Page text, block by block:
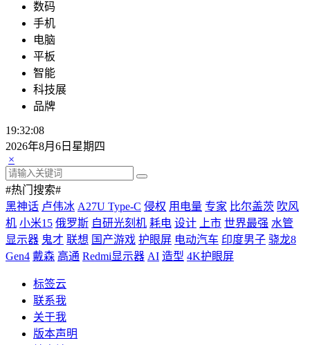
数码
手机
电脑
平板
智能
科技展
品牌
19:32:09
2026年8月6日星期四
×
#热门搜索#
黑神话 卢伟冰 A27U Type-C 侵权 用电量 专家 比尔盖茨 吹风
机 小米15 俄罗斯 自研光刻机 耗电 设计 上市 世界最强 水管
显示器 鬼才 联想 国产游戏 护眼屏 电动汽车 印度男子 骁龙8
Gen4 戴森 高通 Redmi显示器 AI 造型 4K护眼屏
标签云
联系我
关于我
版本声明